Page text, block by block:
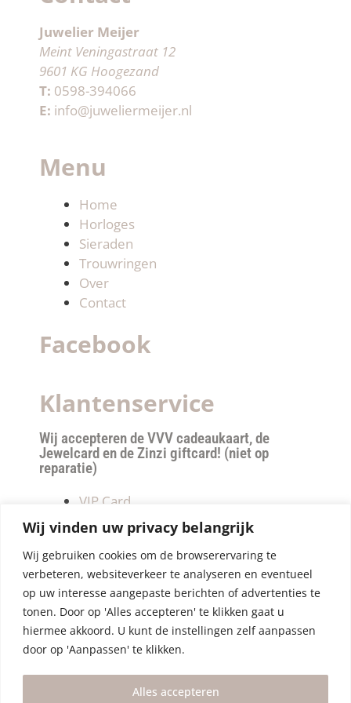
Wij vinden uw privacy belangrijk
Wij gebruiken cookies om de browserervaring te
verbeteren, websiteverkeer te analyseren en eventueel
op uw interesse aangepaste berichten of advertenties te
tonen. Door op 'Alles accepteren' te klikken gaat u
hiermee akkoord. U kunt de instellingen zelf aanpassen
door op 'Aanpassen' te klikken.
Alles accepteren
Juwelier Meijer
Meint Veningastraat 12
9601 KG Hoogezand
T: 0598-394066
E: info@juweliermeijer.nl
Menu
Home
Horloges
Sieraden
Trouwringen
Over
Contact
Facebook
Klantenservice
Wij accepteren de VVV cadeaukaart, de
Jewelcard en de Zinzi giftcard! (niet op
reparatie)
VIP Card
Retourneren
Betalen & verzendkosten
Privacy Policy
Algemene Voorwaarden